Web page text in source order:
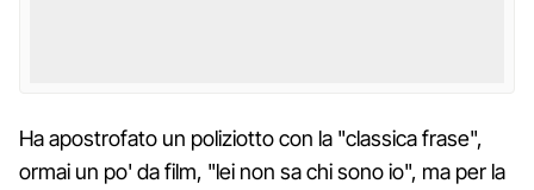
Ha apostrofato un poliziotto con la "classica frase",
ormai un po' da film, "lei non sa chi sono io", ma per la